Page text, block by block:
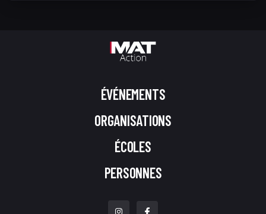
ÉVÉNEMENTS
ORGANISATIONS
ÉCOLES
PERSONNES